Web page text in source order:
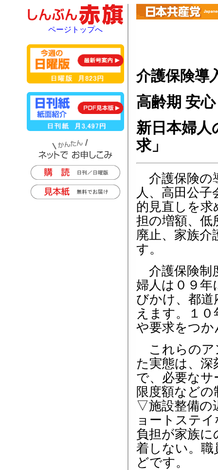
介護保険導
高齢期 安
新日本婦人
求」
介護保険の
人、高田公
的見直しを
担の増額、低
廃止、家族介
す。
介護保険制
婦人は０９年
びかけ、都
えます。１
や要求をつ
これらのア
た実態は、
で、必要な
限度額など
▽施設整備の
ョートステ
負担が家族
着しない。
どです。
ページトップへ